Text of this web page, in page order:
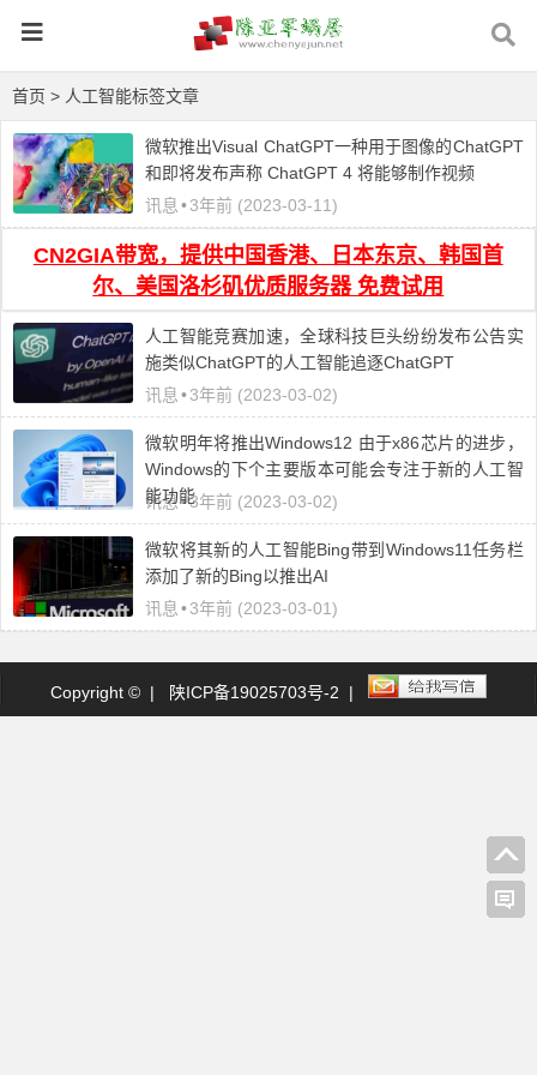
首页 > 人工智能标签文章
微软推出Visual ChatGPT一种用于图像的ChatGPT
和即将发布声称 ChatGPT 4 将能够制作视频
讯息 •3年前 (2023-03-11)
CN2GIA带宽，提供中国香港、日本东京、韩国首
尔、美国洛杉矶优质服务器 免费试用
人工智能竞赛加速，全球科技巨头纷纷发布公告实
施类似ChatGPT的人工智能追逐ChatGPT
讯息 •3年前 (2023-03-02)
微软明年将推出Windows12 由于x86芯片的进步，
Windows的下个主要版本可能会专注于新的人工智
能功能
讯息•3年前 (2023-03-02)
微软将其新的人工智能Bing带到Windows11任务栏
添加了新的Bing以推出AI
讯息 •3年前 (2023-03-01)
Copyright © | 陕ICP备19025703号-2 |